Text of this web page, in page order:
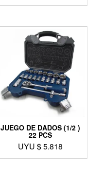
JUEGO DE DADOS (1/2 )
22 PCS
UYU $5.818